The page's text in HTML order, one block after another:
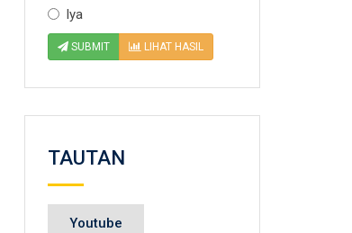
Iya
SUBMIT LIHAT HASIL
TAUTAN
Youtube